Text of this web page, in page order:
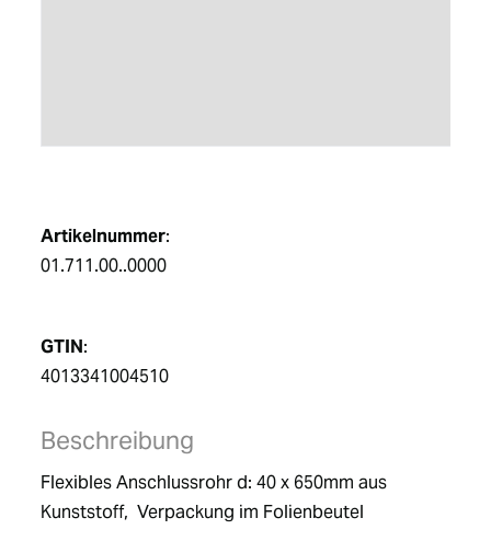
Artikelnummer:
01.711.00..0000
GTIN:
4013341004510
Beschreibung
Flexibles Anschlussrohr d: 40 x 650mm aus
Kunststoff,  Verpackung im Folienbeutel